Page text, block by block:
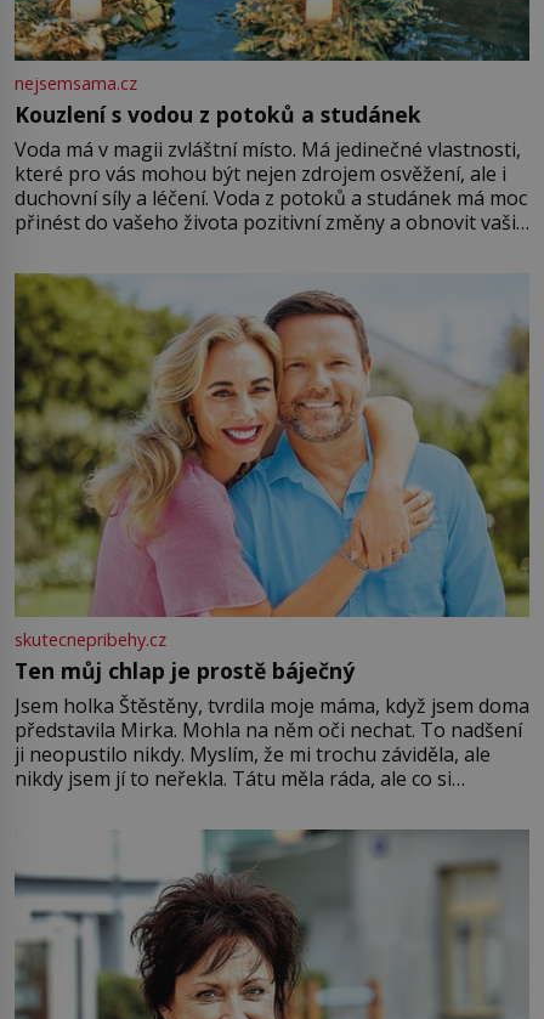
nejsemsama.cz
Kouzlení s vodou z potoků a studánek
Voda má v magii zvláštní místo. Má jedinečné vlastnosti,
které pro vás mohou být nejen zdrojem osvěžení, ale i
duchovní síly a léčení. Voda z potoků a studánek má moc
přinést do vašeho života pozitivní změny a obnovit vaši
můžete obohatit své rituály a přinést do svého života
větší harmonii a klid. Je důležité
skutecnepribehy.cz
Ten můj chlap je prostě báječný
Jsem holka Štěstěny, tvrdila moje máma, když jsem doma
představila Mirka. Mohla na něm oči nechat. To nadšení
ji neopustilo nikdy. Myslím, že mi trochu záviděla, ale
nikdy jsem jí to neřekla. Tátu měla ráda, ale co si
Jsme spolu moc rádi Tehdy byla jiná doba, když